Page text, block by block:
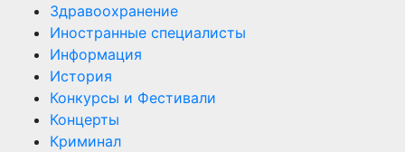
Здравоохранение
Иностранные специалисты
Информация
История
Конкурсы и Фестивали
Концерты
Криминал